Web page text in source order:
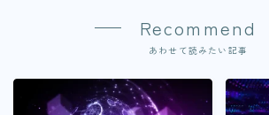
Recommend
あわせて読みたい記事